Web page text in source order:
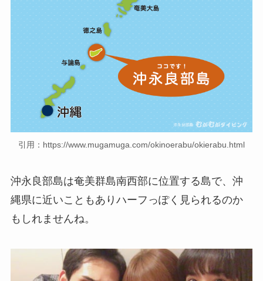
引用：https://www.mugamuga.com/okinoerabu/okierabu.html
沖永良部島は奄美群島南西部に位置する島で、沖
縄県に近いこともありハーフっぽく見られるのか
もしれませんね。